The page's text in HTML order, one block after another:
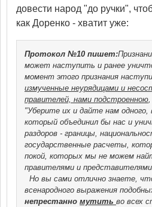
довести народ "до ручки",
как Доренко - хватит уже:
Протокол №10 пишет:
может наступить и ранее
момент этого признания
измученные неурядицами и
правителей, нами подстроенною
"Уберите их и дайте нам одного,
который объединил бы нас и
раздоров - границы,
государственные расчеты,
покой, которых мы не можем
правителями и
Но вы сами отлично знаете,
всенародного выражения
непрестанно мутить во всех